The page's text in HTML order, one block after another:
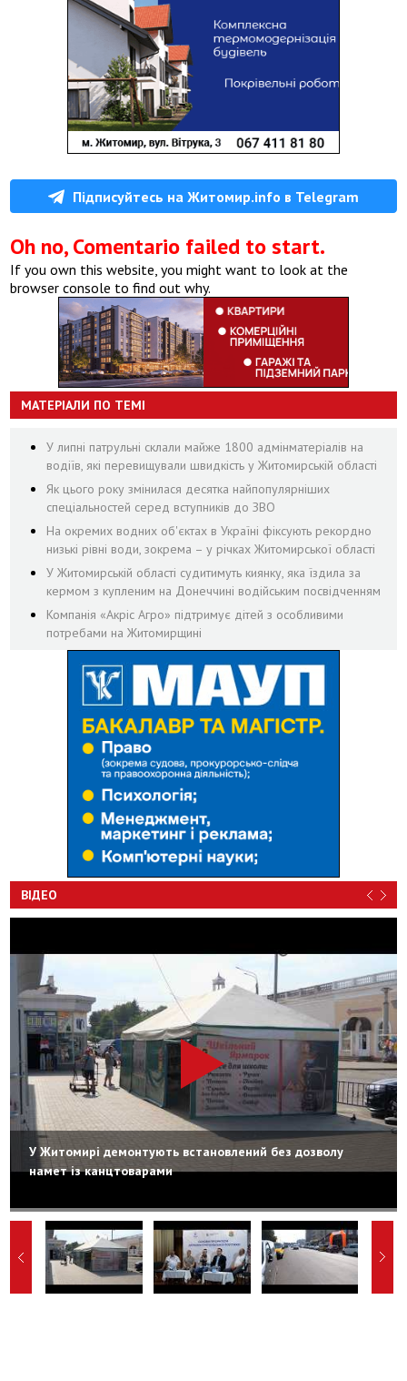
Підписуйтесь на Житомир.info в Telegram
Oh no, Comentario failed to start.
If you own this website, you might want to look at the
browser console to find out why.
МАТЕРІАЛИ ПО ТЕМІ
У липні патрульні склали майже 1800 адмінматеріалів на
водіїв, які перевищували швидкість у Житомирській області
Як цього року змінилася десятка найпопулярніших
спеціальностей серед вступників до ЗВО
На окремих водних об'єктах в Україні фіксують рекордно
низькі рівні води, зокрема – у річках Житомирської області
У Житомирській області судитимуть киянку, яка їздила за
кермом з купленим на Донеччині водійським посвідченням
Компанія «Акріс Агро» підтримує дітей з особливими
потребами на Житомирщині
ВІДЕО
У Житомирі демонтують встановлений без дозволу
намет із канцтоварами